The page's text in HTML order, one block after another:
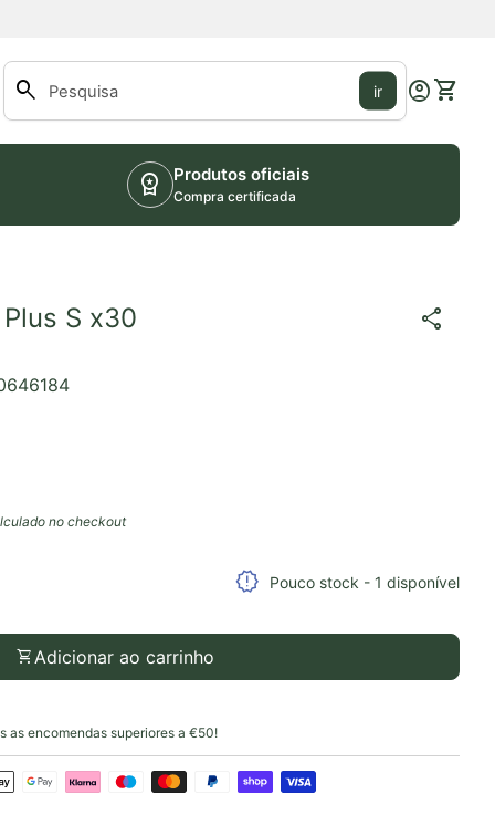
Pesquisar"
search ir Conta
account_circle Ver o
shopping_cart
workspace_premium Produtos oficiais
Compra certificada
S x30 share
no checkout
para
quantidade para release_alert Pouco stock - 1 disponível
shopping_cartAdicionar ao carrinho
as encomendas superiores a €50!